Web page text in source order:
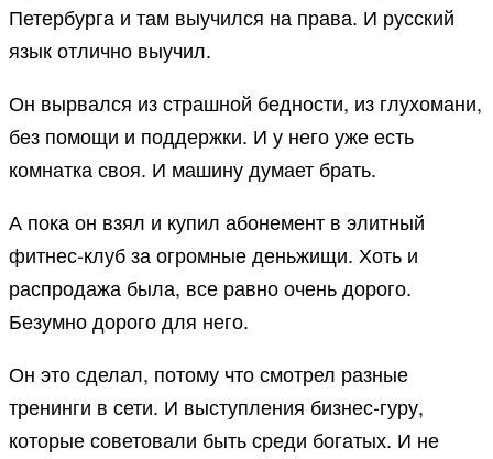
Петербурга и там выучился на права. И русский
язык отлично выучил.
Он вырвался из страшной бедности, из глухомани,
без помощи и поддержки. И у него уже есть
комнатка своя. И машину думает брать.
А пока он взял и купил абонемент в элитный
фитнес-клуб за огромные деньжищи. Хоть и
распродажа была, все равно очень дорого.
Безумно дорого для него.
Он это сделал, потому что смотрел разные
тренинги в сети. И выступления бизнес-гуру,
которые советовали быть среди богатых. И не